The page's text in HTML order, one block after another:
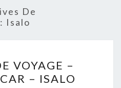
De
Isalo
DE
VOYAGE
VOYAGE –
– ISALO